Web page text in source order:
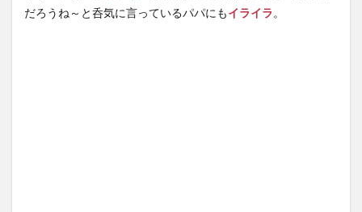
だろうね～と呑気に言っているパパにもイライラ 。